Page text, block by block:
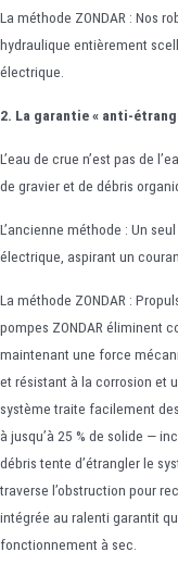
La méthode ZONDAR : Nos
hydraulique entièrement
électrique.
2. La garantie « anti-
L’eau de crue n’est pas de
de gravier et de débris
L’ancienne méthode : Un
électrique, aspirant un
La méthode ZONDAR :
pompes ZONDAR éliminent
maintenant une force
et résistant à la corrosion et
système traite facilement
à jusqu’à 25 % de solide —
débris tente d’étrangler le
traverse l’obstruction pour
intégrée au ralenti garantit
fonctionnement à sec.